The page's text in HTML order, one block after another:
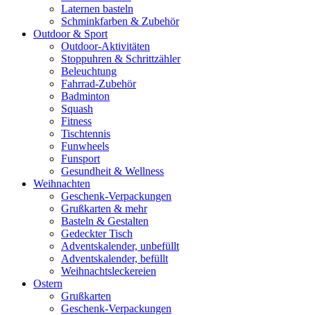
Laternen basteln
Schminkfarben & Zubehör
Outdoor & Sport
Outdoor-Aktivitäten
Stoppuhren & Schrittzähler
Beleuchtung
Fahrrad-Zubehör
Badminton
Squash
Fitness
Tischtennis
Funwheels
Funsport
Gesundheit & Wellness
Weihnachten
Geschenk-Verpackungen
Grußkarten & mehr
Basteln & Gestalten
Gedeckter Tisch
Adventskalender, unbefüllt
Adventskalender, befüllt
Weihnachtsleckereien
Ostern
Grußkarten
Geschenk-Verpackungen